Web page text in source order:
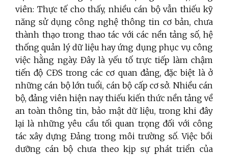
viên: Thực tế cho thấy, nhiều cán bộ vẫn thiếu kỹ
năng sử dụng công nghệ thông tin cơ bản, chưa
thành thạo trong thao tác với các nền tảng số, hệ
thống quản lý dữ liệu hay ứng dụng phục vụ công
việc hằng ngày. Đây là yếu tố trực tiếp làm chậm
tiến độ CĐS trong các cơ quan đảng, đặc biệt là ở
những cán bộ lớn tuổi, cán bộ cấp cơ sở. Nhiều cán
bộ, đảng viên hiện nay thiếu kiến thức nền tảng về
an toàn thông tin, bảo mật dữ liệu, trong khi đây
lại là những yêu cầu tối quan trọng đối với công
tác xây dựng Đảng trong môi trường số. Việc bồi
dưỡng cán bộ chưa theo kịp sự phát triển của